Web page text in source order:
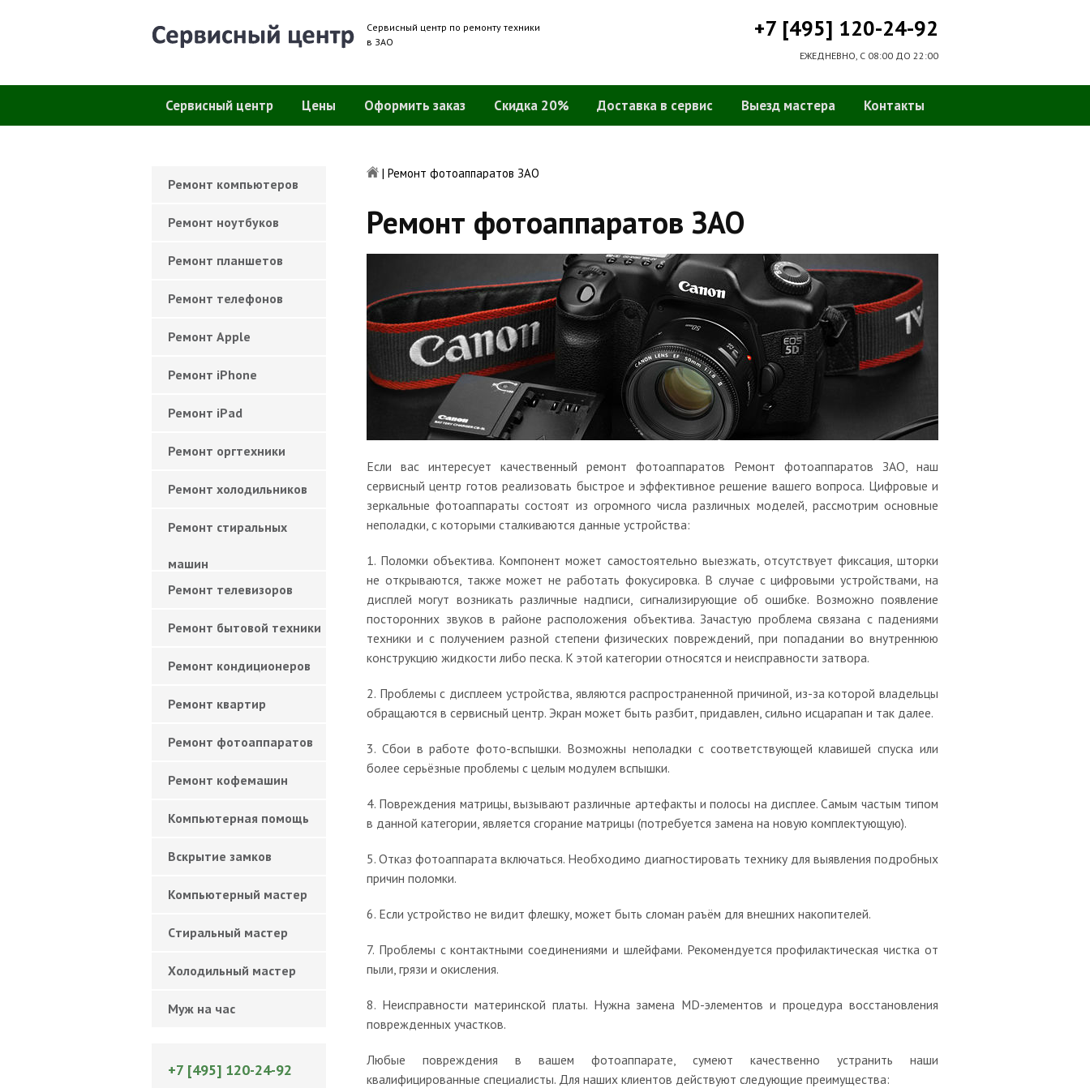
Сервисный центр по ремонту техники
в ЗАО
+7 [495] 120-24-92
ЕЖЕДНЕВНО, С 08:00 ДО 22:00
Сервисный центр Цены Оформить заказ Скидка 20% Доставка в сервис Выезд мастера Контакты
| Ремонт фотоаппаратов ЗАО
Ремонт фотоаппаратов ЗАО
Если вас интересует качественный ремонт фотоаппаратов Ремонт фотоаппаратов ЗАО, наш
сервисный центр готов реализовать быстрое и эффективное решение вашего вопроса. Цифровые и
зеркальные фотоаппараты состоят из огромного числа различных моделей, рассмотрим основные
неполадки, с которыми сталкиваются данные устройства:
1. Поломки объектива. Компонент может самостоятельно выезжать, отсутствует фиксация, шторки
не открываются, также может не работать фокусировка. В случае с цифровыми устройствами, на
дисплей могут возникать различные надписи, сигнализирующие об ошибке. Возможно появление
посторонних звуков в районе расположения объектива. Зачастую проблема связана с падениями
техники и с получением разной степени физических повреждений, при попадании во внутреннюю
конструкцию жидкости либо песка. К этой категории относятся и неисправности затвора.
2. Проблемы с дисплеем устройства, являются распространенной причиной, из-за которой владельцы
обращаются в сервисный центр. Экран может быть разбит, придавлен, сильно исцарапан и так далее.
3. Сбои в работе фото-вспышки. Возможны неполадки с соответствующей клавишей спуска или
более серьёзные проблемы с целым модулем вспышки.
4. Повреждения матрицы, вызывают различные артефакты и полосы на дисплее. Самым частым типом
в данной категории, является сгорание матрицы (потребуется замена на новую комплектующую).
5. Отказ фотоаппарата включаться. Необходимо диагностировать технику для выявления подробных
причин поломки.
6. Если устройство не видит флешку, может быть сломан раъём для внешних накопителей.
7. Проблемы с контактными соединениями и шлейфами. Рекомендуется профилактическая чистка от
пыли, грязи и окисления.
8. Неисправности материнской платы. Нужна замена MD-элементов и процедура восстановления
поврежденных участков.
Любые повреждения в вашем фотоаппарате, сумеют качественно устранить наши
квалифицированные специалисты. Для наших клиентов действуют следующие преимущества:
Ремонт компьютеров
Ремонт ноутбуков
Ремонт планшетов
Ремонт телефонов
Ремонт Apple
Ремонт iPhone
Ремонт iPad
Ремонт оргтехники
Ремонт холодильников
Ремонт стиральных
машин
Ремонт телевизоров
Ремонт бытовой техники
Ремонт кондиционеров
Ремонт квартир
Ремонт фотоаппаратов
Ремонт кофемашин
Компьютерная помощь
Вскрытие замков
Компьютерный мастер
Cтиральный мастер
Холодильный мастер
Муж на час
+7 [495] 120-24-92